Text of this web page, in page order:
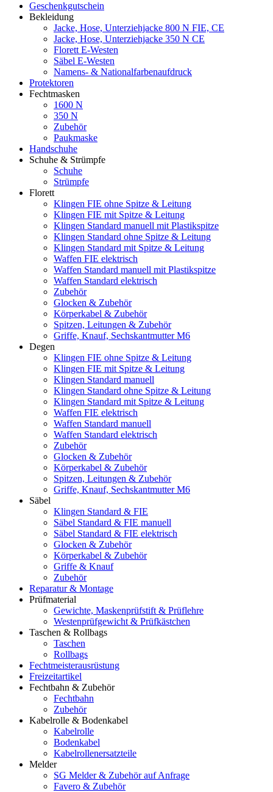
Geschenkgutschein
Bekleidung
Jacke, Hose, Unterziehjacke 800 N FIE, CE
Jacke, Hose, Unterziehjacke 350 N CE
Florett E-Westen
Säbel E-Westen
Namens- & Nationalfarbenaufdruck
Protektoren
Fechtmasken
1600 N
350 N
Zubehör
Paukmaske
Handschuhe
Schuhe & Strümpfe
Schuhe
Strümpfe
Florett
Klingen FIE ohne Spitze & Leitung
Klingen FIE mit Spitze & Leitung
Klingen Standard manuell mit Plastikspitze
Klingen Standard ohne Spitze & Leitung
Klingen Standard mit Spitze & Leitung
Waffen FIE elektrisch
Waffen Standard manuell mit Plastikspitze
Waffen Standard elektrisch
Zubehör
Glocken & Zubehör
Körperkabel & Zubehör
Spitzen, Leitungen & Zubehör
Griffe, Knauf, Sechskantmutter M6
Degen
Klingen FIE ohne Spitze & Leitung
Klingen FIE mit Spitze & Leitung
Klingen Standard manuell
Klingen Standard ohne Spitze & Leitung
Klingen Standard mit Spitze & Leitung
Waffen FIE elektrisch
Waffen Standard manuell
Waffen Standard elektrisch
Zubehör
Glocken & Zubehör
Körperkabel & Zubehör
Spitzen, Leitungen & Zubehör
Griffe, Knauf, Sechskantmutter M6
Säbel
Klingen Standard & FIE
Säbel Standard & FIE manuell
Säbel Standard & FIE elektrisch
Glocken & Zubehör
Körperkabel & Zubehör
Griffe & Knauf
Zubehör
Reparatur & Montage
Prüfmaterial
Gewichte, Maskenprüfstift & Prüflehre
Westenprüfgewicht & Prüfkästchen
Taschen & Rollbags
Taschen
Rollbags
Fechtmeisterausrüstung
Freizeitartikel
Fechtbahn & Zubehör
Fechtbahn
Zubehör
Kabelrolle & Bodenkabel
Kabelrolle
Bodenkabel
Kabelrollenersatzteile
Melder
SG Melder & Zubehör auf Anfrage
Favero & Zubehör